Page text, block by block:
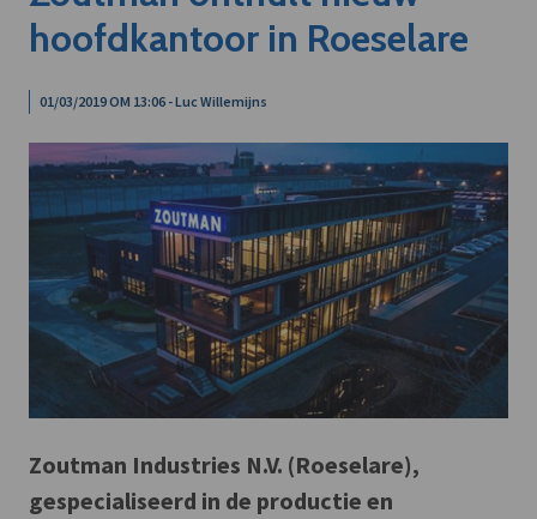
hoofdkantoor in Roeselare
01/03/2019 OM 13:06 - Luc Willemijns
Zoutman Industries N.V. (Roeselare),
gespecialiseerd in de productie en